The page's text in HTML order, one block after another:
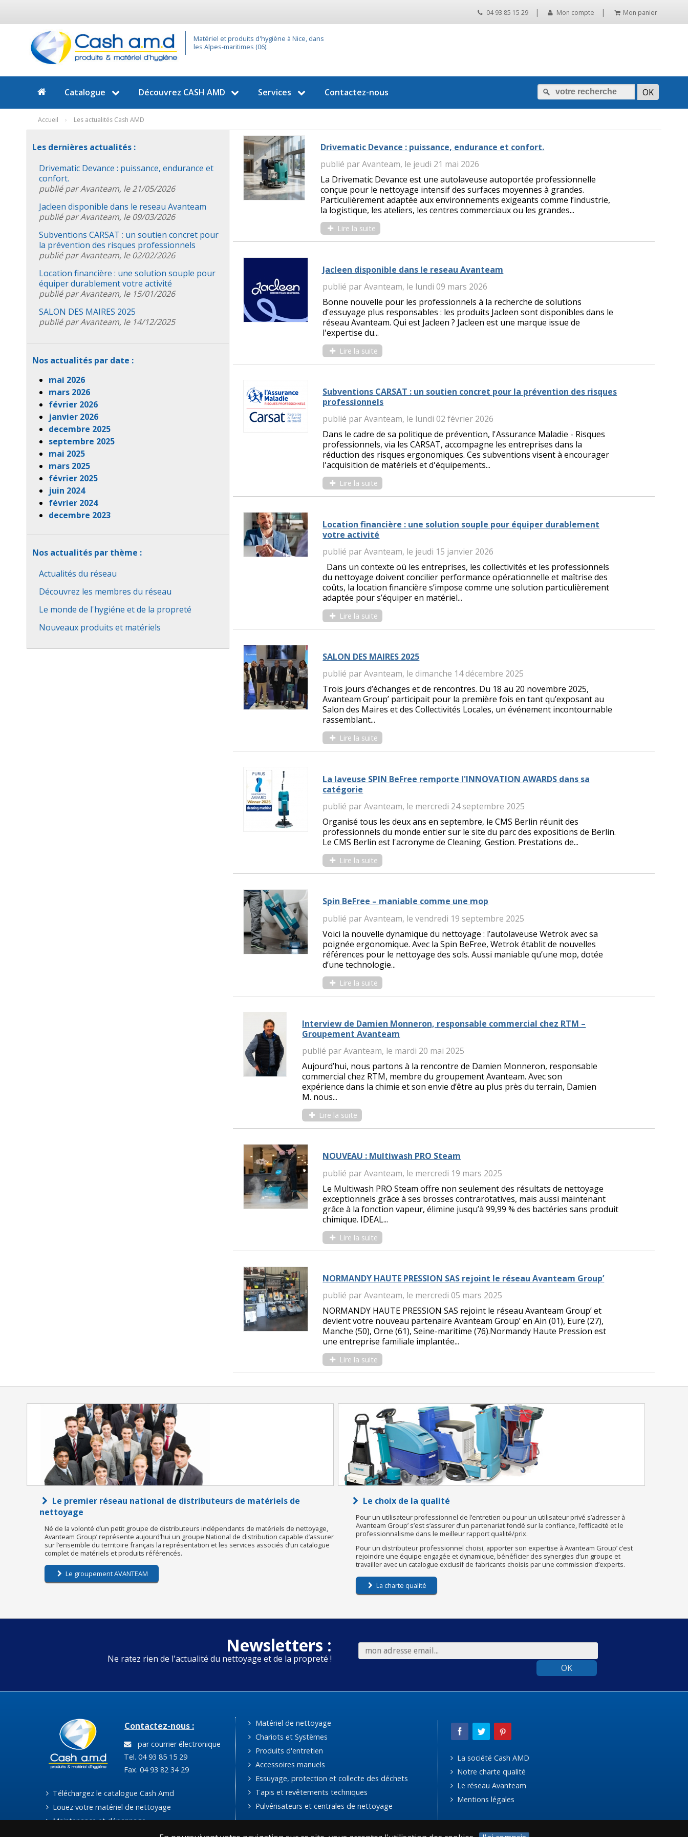
04 93 85 15 29 | Mon compte | Mon panier
Matériel et produits d'hygiène à Nice, dans
les Alpes-maritimes (06).
Catalogue Découvrez CASH AMD Services Contactez-nous
Accueil › Les actualités Cash AMD
Les dernières actualités :
Drivematic Devance : puissance, endurance et
confort.
publié par Avanteam, le 21/05/2026
Jacleen disponible dans le reseau Avanteam
publié par Avanteam, le 09/03/2026
Subventions CARSAT : un soutien concret pour
la prévention des risques professionnels
publié par Avanteam, le 02/02/2026
Location financière : une solution souple pour
équiper durablement votre activité
publié par Avanteam, le 15/01/2026
SALON DES MAIRES 2025
publié par Avanteam, le 14/12/2025
Nos actualités par date :
mai 2026
mars 2026
février 2026
janvier 2026
decembre 2025
septembre 2025
mai 2025
mars 2025
février 2025
juin 2024
février 2024
decembre 2023
Nos actualités par thème :
Actualités du réseau
Découvrez les membres du réseau
Le monde de l'hygiéne et de la propreté
Nouveaux produits et matériels
Drivematic Devance : puissance, endurance et confort.
publié par Avanteam, le jeudi 21 mai 2026
La Drivematic Devance est une autolaveuse autoportée professionnelle
conçue pour le nettoyage intensif des surfaces moyennes à grandes.
Particulièrement adaptée aux environnements exigeants comme l’industrie,
la logistique, les ateliers, les centres commerciaux ou les grandes...
Lire la suite
Jacleen disponible dans le reseau Avanteam
publié par Avanteam, le lundi 09 mars 2026
Bonne nouvelle pour les professionnels à la recherche de solutions
d'essuyage plus responsables : les produits Jacleen sont disponibles dans le
réseau Avanteam. Qui est Jacleen ? Jacleen est une marque issue de
l'expertise du...
Lire la suite
Subventions CARSAT : un soutien concret pour la prévention des risques
professionnels
publié par Avanteam, le lundi 02 février 2026
Dans le cadre de sa politique de prévention, l'Assurance Maladie - Risques
professionnels, via les CARSAT, accompagne les entreprises dans la
réduction des risques ergonomiques. Ces subventions visent à encourager
l'acquisition de matériels et d'équipements...
Lire la suite
Location financière : une solution souple pour équiper durablement
votre activité
publié par Avanteam, le jeudi 15 janvier 2026
Dans un contexte où les entreprises, les collectivités et les professionnels
du nettoyage doivent concilier performance opérationnelle et maîtrise des
coûts, la location financière s’impose comme une solution particulièrement
adaptée pour s’équiper en matériel...
Lire la suite
SALON DES MAIRES 2025
publié par Avanteam, le dimanche 14 décembre 2025
Trois jours d’échanges et de rencontres. Du 18 au 20 novembre 2025,
Avanteam Group’ participait pour la première fois en tant qu’exposant au
Salon des Maires et des Collectivités Locales, un événement incontournable
rassemblant...
Lire la suite
La laveuse SPIN BeFree remporte l'INNOVATION AWARDS dans sa
catégorie
publié par Avanteam, le mercredi 24 septembre 2025
Organisé tous les deux ans en septembre, le CMS Berlin réunit des
professionnels du monde entier sur le site du parc des expositions de Berlin.
Le CMS Berlin est l'acronyme de Cleaning. Gestion. Prestations de...
Lire la suite
Spin BeFree – maniable comme une mop
publié par Avanteam, le vendredi 19 septembre 2025
Voici la nouvelle dynamique du nettoyage : l’autolaveuse Wetrok avec sa
poignée ergonomique. Avec la Spin BeFree, Wetrok établit de nouvelles
références pour le nettoyage des sols. Aussi maniable qu’une mop, dotée
d’une technologie...
Lire la suite
Interview de Damien Monneron, responsable commercial chez RTM –
Groupement Avanteam
publié par Avanteam, le mardi 20 mai 2025
Aujourd’hui, nous partons à la rencontre de Damien Monneron, responsable
commercial chez RTM, membre du groupement Avanteam. Avec son
expérience dans la chimie et son envie d’être au plus près du terrain, Damien
M. nous...
Lire la suite
NOUVEAU : Multiwash PRO Steam
publié par Avanteam, le mercredi 19 mars 2025
Le Multiwash PRO Steam offre non seulement des résultats de nettoyage
exceptionnels grâce à ses brosses contrarotatives, mais aussi maintenant
grâce à la fonction vapeur, élimine jusqu’à 99,99 % des bactéries sans produit
chimique. IDEAL...
Lire la suite
NORMANDY HAUTE PRESSION SAS rejoint le réseau Avanteam Group’
publié par Avanteam, le mercredi 05 mars 2025
NORMANDY HAUTE PRESSION SAS rejoint le réseau Avanteam Group’ et
devient votre nouveau partenaire Avanteam Group’ en Ain (01), Eure (27),
Manche (50), Orne (61), Seine-maritime (76).Normandy Haute Pression est
une entreprise familiale implantée...
Lire la suite
Le premier réseau national de distributeurs de matériels de
nettoyage
Né de la volonté d’un petit groupe de distributeurs indépendants de matériels de nettoyage,
Avanteam Group’ représente aujourd’hui un groupe National de distribution capable d’assurer
sur l’ensemble du territoire français la représentation et les services associés d’un catalogue
complet de matériels et produits référencés.
Le groupement AVANTEAM
Le choix de la qualité
Pour un utilisateur professionnel de l’entretien ou pour un utilisateur privé s’adresser à
Avanteam Group’ s’est s’assurer d’un partenariat fondé sur la confiance, l’efficacité et le
professionnalisme dans le meilleur rapport qualité/prix.
Pour un distributeur professionnel choisi, apporter son expertise à Avanteam Group’ c’est
rejoindre une équipe engagée et dynamique, bénéficier des synergies d’un groupe et
travailler avec un catalogue exclusif de fabricants choisis par une commission d’experts.
La charte qualité
Newsletters :
Ne ratez rien de l'actualité du nettoyage et de la propreté !
OK
Contactez-nous :
par courrier électronique
Tel. 04 93 85 15 29
Fax. 04 93 82 34 29
Téléchargez le catalogue Cash Amd
Louez votre matériel de nettoyage
Maintenance et dépannage
Matériel de nettoyage
Chariots et Systèmes
Produits d'entretien
Accessoires manuels
Essuyage, protection et collecte des déchets
Tapis et revêtements techniques
Pulvérisateurs et centrales de nettoyage
La société Cash AMD
Notre charte qualité
Le réseau Avanteam
Mentions légales